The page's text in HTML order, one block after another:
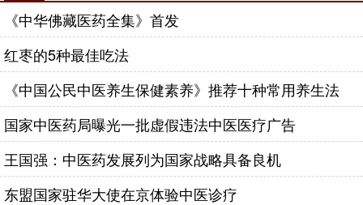
《中华佛藏医药全集》首发
红枣的5种最佳吃法
《中国公民中医养生保健素养》推荐十种常用养生法
国家中医药局曝光一批虚假违法中医医疗广告
王国强：中医药发展列为国家战略具备良机
东盟国家驻华大使在京体验中医诊疗